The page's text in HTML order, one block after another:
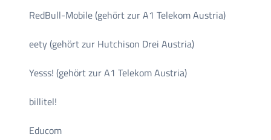
RedBull-Mobile (gehört zur A1 Telekom Austria)
eety (gehört zur Hutchison Drei Austria)
Yesss! (gehört zur A1 Telekom Austria)
billitel!
Educom